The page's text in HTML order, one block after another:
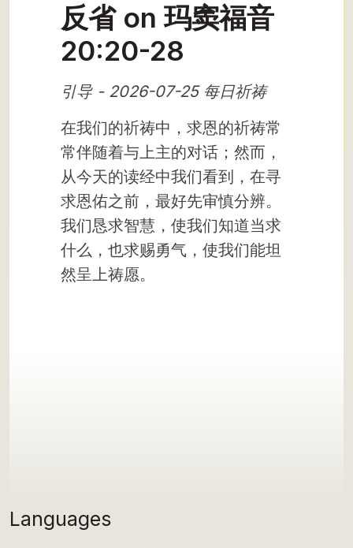
Languages
反省 on 玛窦福音
20:20-28
引导 - 2026-07-25 每日祈祷
在我们的祈祷中，求恩的祈祷常
常伴随着与上主的对话；然而，
从今天的读经中我们看到，在寻
求恩佑之前，最好先审慎分辨。
我们恳求智慧，使我们知道当求
什么，也求赐勇气，使我们能坦
然呈上祷愿。